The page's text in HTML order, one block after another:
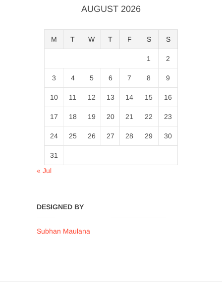
AUGUST 2026
M T W T F S S
1 2
3 4 5 6 7 8 9
10 11 12 13 14 15 16
17 18 19 20 21 22 23
24 25 26 27 28 29 30
31
« Jul
DESIGNED BY
Subhan Maulana